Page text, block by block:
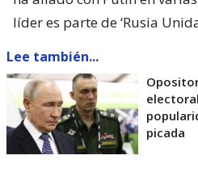
líder es parte de ‘Rusia
Lee también...
picada